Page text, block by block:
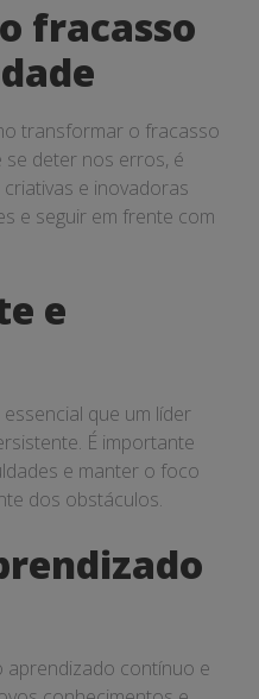
fracasso
transformar o fracasso
se deter nos erros, é
e inovadoras
e seguir em frente com
e
que um líder
É importante
e manter o foco
dos obstáculos.
aprendizado contínuo e